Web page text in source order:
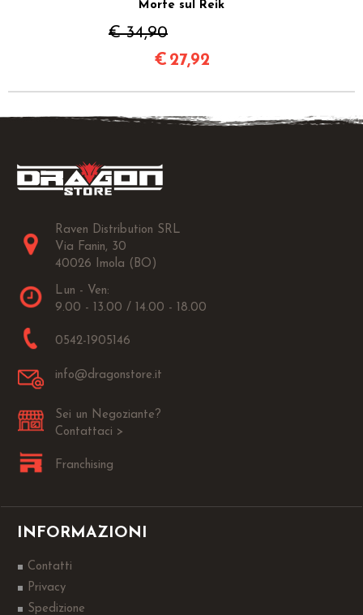
Morte sul Reik
€ 34,90
€ 27,92
Raven Distribution SRL
Via Fanin, 30
40026 Imola (BO)
Lun - Ven:
9.00 - 13.00 / 14.00 - 18.00
0542-1905146
info@dragonstore.it
Sei un Negoziante?
Contattaci >
Franchising
INFORMAZIONI
Contatti
Privacy
Spedizione